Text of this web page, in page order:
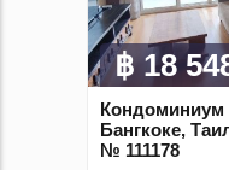
฿ 18
Кондоминиум
Бангкоке,
№ 111178